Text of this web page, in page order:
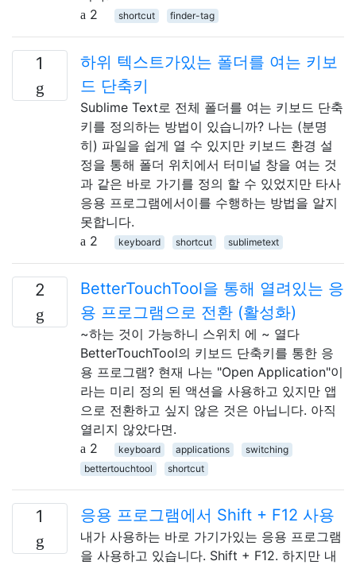
2
shortcut finder-tag
1
하위 텍스트가있는 폴더를 여는 키보
드 단축키
Sublime Text로 전체 폴더를 여는 키보드 단축
키를 정의하는 방법이 있습니까? 나는 (분명
히) 파일을 쉽게 열 수 있지만 키보드 환경 설
정을 통해 폴더 위치에서 터미널 창을 여는 것
과 같은 바로 가기를 정의 할 수 있었지만 타사
응용 프로그램에서이를 수행하는 방법을 알지
못합니다.
2
keyboard shortcut sublimetext
2
BetterTouchTool을 통해 열려있는 응
용 프로그램으로 전환 (활성화)
~하는 것이 가능하니 스위치 에 ~ 열다
BetterTouchTool의 키보드 단축키를 통한 응
용 프로그램? 현재 나는 "Open Application"이
라는 미리 정의 된 액션을 사용하고 있지만 앱
으로 전환하고 싶지 않은 것은 아닙니다. 아직
열리지 않았다면.
2
keyboard applications
switching
bettertouchtool
shortcut
1 응용 프로그램에서 Shift + F12 사용
내가 사용하는 바로 가기가있는 응용 프로그램
을 사용하고 있습니다. Shift + F12. 하지만 내